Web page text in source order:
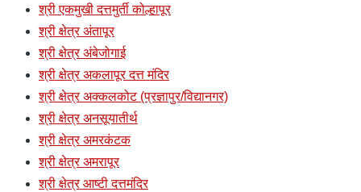
श्री एकमुखी दत्तमुर्ती कोल्हापूर
श्री क्षेत्र अंतापूर
श्री क्षेत्र अंबेजोगाई
श्री क्षेत्र अकलापूर दत्त मंदिर
श्री क्षेत्र अक्कलकोट (प्रज्ञापुर/विद्यानगर)
श्री क्षेत्र अनसूयातीर्थ
श्री क्षेत्र अमरकंटक
श्री क्षेत्र अमरापूर
श्री क्षेत्र आष्टी दत्तमंदिर